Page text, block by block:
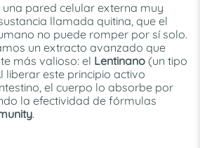
pared celular externa muy
llamada quitina, que el
no puede romper por sí solo.
un extracto avanzado que
más valioso: el Lentinano (un tipo
liberar este principio activo
el cuerpo lo absorbe por
la efectividad de fórmulas
.